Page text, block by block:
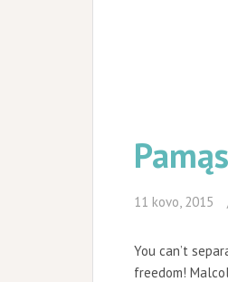
11 kovo, 2015
You can’t
freedom!